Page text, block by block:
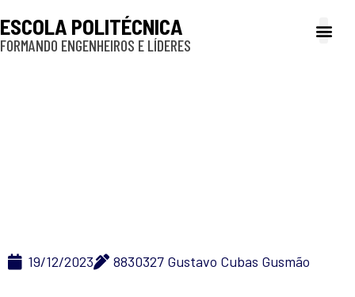
ESCOLA POLITÉCNICA
FORMANDO ENGENHEIROS E LÍDERES
19/12/2023 8830327 Gustavo Cubas Gusmão